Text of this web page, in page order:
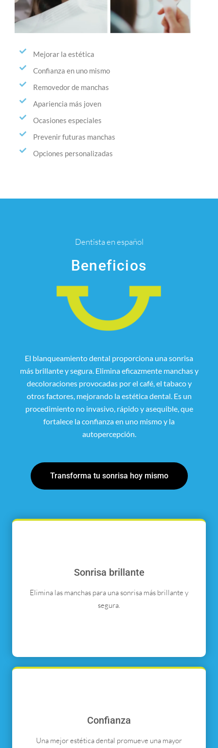
Mejorar la estética
Confianza en uno mismo
Removedor de manchas
Apariencia más joven
Ocasiones especiales
Prevenir futuras manchas
Opciones personalizadas
Dentista en español
Beneficios
El blanqueamiento dental proporciona una sonrisa
más brillante y segura. Elimina eficazmente manchas y
decoloraciones provocadas por el café, el tabaco y
otros factores, mejorando la estética dental. Es un
procedimiento no invasivo, rápido y asequible, que
fortalece la confianza en uno mismo y la
autopercepción.
Transforma tu sonrisa hoy mismo
Sonrisa brillante
Elimina las manchas para una sonrisa más brillante y
segura.
Confianza
Una mejor estética dental promueve una mayor